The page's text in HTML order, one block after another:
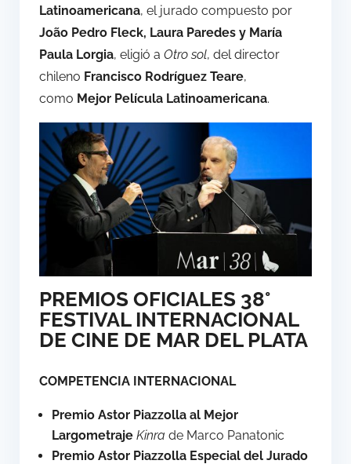
Latinoamericana, el jurado compuesto por
João Pedro Fleck, Laura Paredes y María
Paula Lorgia, eligió a Otro sol, del director
chileno Francisco Rodríguez Teare,
como Mejor Película Latinoamericana.
PREMIOS OFICIALES 38°
FESTIVAL INTERNACIONAL
DE CINE DE MAR DEL PLATA
COMPETENCIA INTERNACIONAL
Premio Astor Piazzolla al Mejor
Largometraje Kinra de Marco Panatonic
Premio Astor Piazzolla Especial del Jurado